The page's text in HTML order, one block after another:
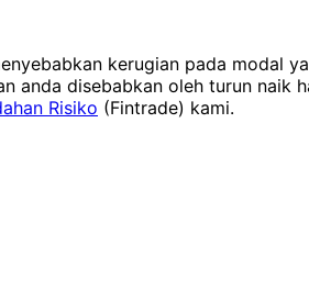
kerugian pada modal
disebabkan oleh turun naik
Risiko (Fintrade) kami.